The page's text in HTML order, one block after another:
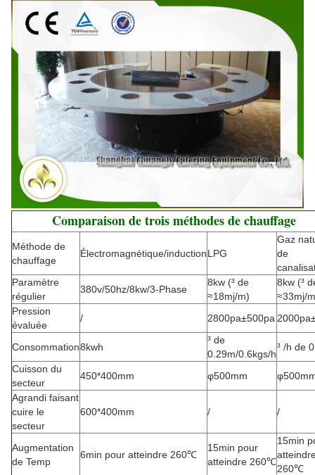
Comparaison de trois méthodes de chauffage
Méthode de
chauffage
Électromagnétique/inductionLPG
Gaz
de
Paramètre
régulier
380v/50hz/8kw/3-Phase
8kw (³ de
≈18mj/m)
8kw (³
≈33mj/
Pression
évaluée
/ 2800pa±500pa
Consommation8kwh
³ de
0.29m/0.6kgs/h
³ /h de
Cuisson du
secteur
450*400mm φ500mm
Agrandi faisant
cuire le
secteur
600*400mm / /
Augmentation
de Temp
6min pour atteindre 260℃
15min pour
atteindre 260℃
15min
260℃